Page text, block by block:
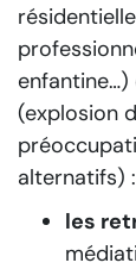
enfantine…)
(explosion
alternatifs) :
les